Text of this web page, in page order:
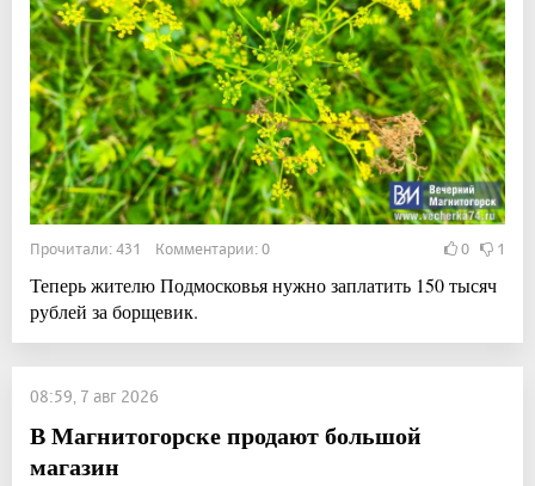
Прочитали: 431 Комментарии: 0 0 1
Теперь жителю Подмосковья нужно заплатить 150 тысяч
рублей за борщевик.
08:59, 7 авг 2026
В Магнитогорске продают большой
магазин